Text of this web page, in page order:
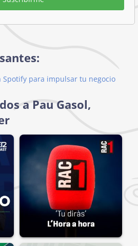
Spotify para impulsar tu negocio
a Pau Gasol,